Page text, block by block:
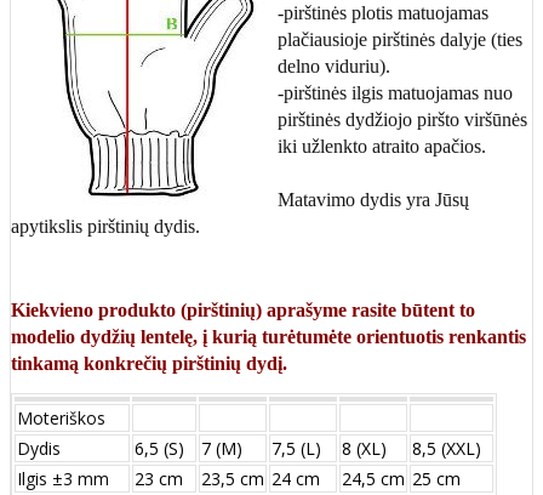
-pirštinės plotis matuojamas
plačiausioje pirštinės dalyje (ties
delno viduriu).
-pirštinės ilgis matuojamas nuo
pirštinės dydžiojo piršto viršūnės
iki užlenkto atraito apačios.
Matavimo dydis yra Jūsų
apytikslis pirštinių dydis.
Kiekvieno produkto (pirštinių) aprašyme rasite būtent to
modelio dydžių lentelę, į kurią turėtumėte orientuotis renkantis
tinkamą konkrečių pirštinių dydį.
Moteriškos
Dydis
6,5 (S) 7 (M) 7,5 (L) 8 (XL)
8,5 (XXL)
Ilgis ±3 mm
23 cm 23,5 cm 24 cm 24,5 cm 25 cm